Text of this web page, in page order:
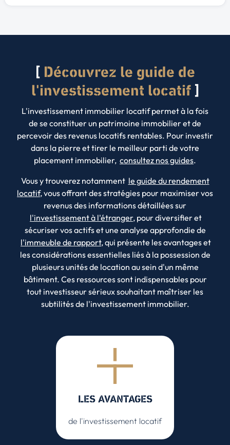
Découvrez le guide de
l'investissement locatif
L'investissement immobilier locatif permet à la fois
de se constituer un patrimoine immobilier et de
percevoir des revenus locatifs rentables. Pour investir
dans la pierre et tirer le meilleur parti de votre
placement immobilier, consultez nos guides.
Vous y trouverez notamment le guide du rendement
locatif, vous offrant des stratégies pour maximiser vos
revenus des informations détaillées sur
l'investissement à l'étranger, pour diversifier et
sécuriser vos actifs et une analyse approfondie de
l'immeuble de rapport, qui présente les avantages et
les considérations essentielles liés à la possession de
plusieurs unités de location au sein d'un même
bâtiment. Ces ressources sont indispensables pour
tout investisseur sérieux souhaitant maîtriser les
subtilités de l'investissement immobilier.
LES AVANTAGES
de l'investissement locatif